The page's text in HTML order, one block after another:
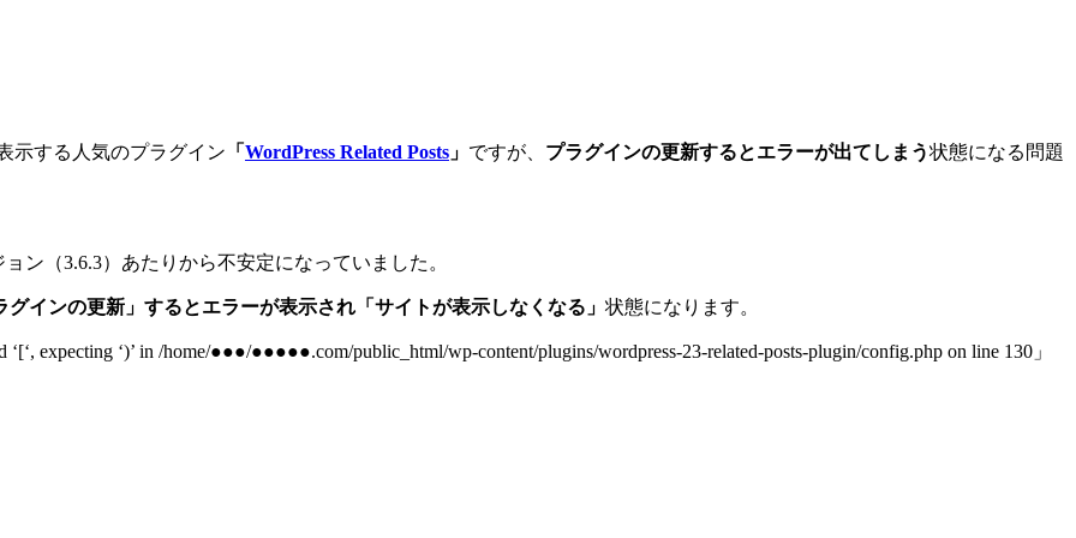
示する人気のプラグイン 「 WordPress Related Posts 」 ですが、 プラグインの更新するとエラーが出てしまう状態になる問題
ン（3.6.3）あたりから不安定になっていました。
グインの更新」するとエラーが表示され「サイトが表示しなくなる」 状態になります。
expecting ‘)’ in /home/●●●/●●●●●.com/public_html/wp-content/plugins/wordpress-23-related-posts-plugin/config.php on line 130」